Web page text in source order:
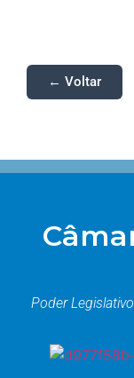
← Voltar
Poder